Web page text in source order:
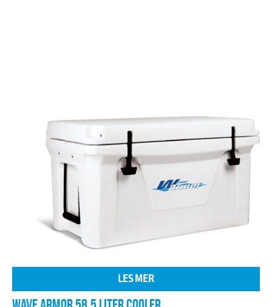
LES MER